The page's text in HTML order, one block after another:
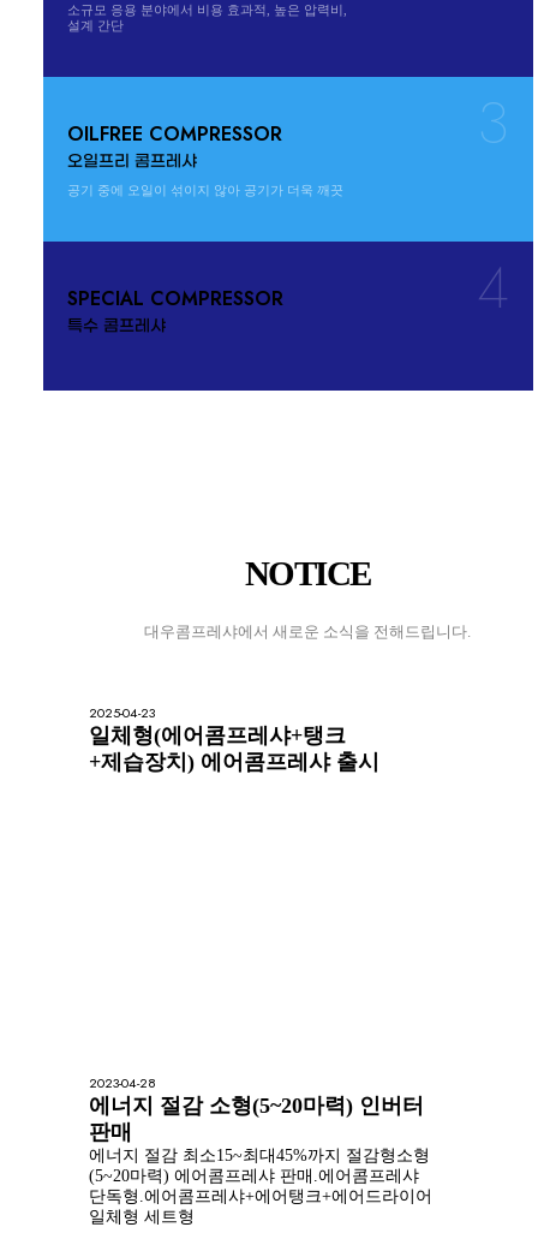
소규모 응용 분야에서 비용 효과적, 높은 압력비,
설계 간단
3
OILFREE COMPRESSOR
오일프리 콤프레샤
공기 중에 오일이 섞이지 않아 공기가 더욱 깨끗
4
SPECIAL COMPRESSOR
특수 콤프레샤
NOTICE
대우콤프레샤에서 새로운 소식을 전해드립니다.
2025-04-23
일체형(에어콤프레샤+탱크
+제습장치) 에어콤프레샤 출시
2023-04-28
에너지 절감 소형(5~20마력) 인버터
판매
에너지 절감 최소15~최대45%까지 절감형소형
(5~20마력) 에어콤프레샤 판매.에어콤프레샤
단독형.에어콤프레샤+에어탱크+에어드라이어
일체형 세트형